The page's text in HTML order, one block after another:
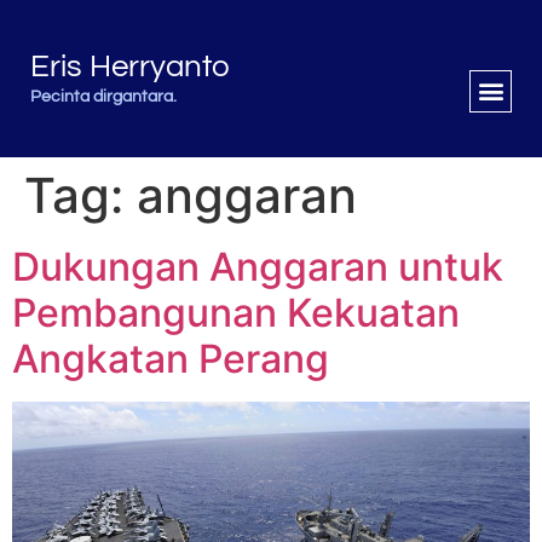
Eris Herryanto
Pecinta dirgantara.
Tag: anggaran
Dukungan Anggaran untuk
Pembangunan Kekuatan
Angkatan Perang